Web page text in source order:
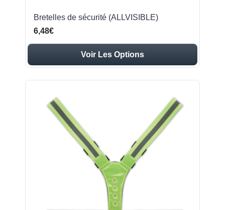
Bretelles de sécurité (ALLVISIBLE)
6,48€
Voir Les Options